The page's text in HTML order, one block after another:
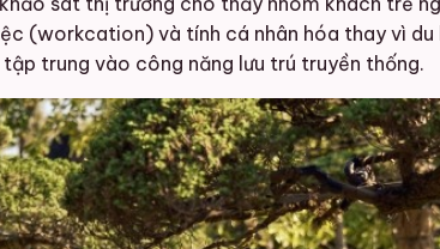
(workcation) và tính cá nhân hóa thay vì
trung vào công năng lưu trú truyền thống.